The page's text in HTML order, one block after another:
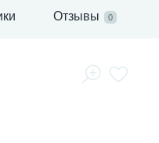
Отзывы 0